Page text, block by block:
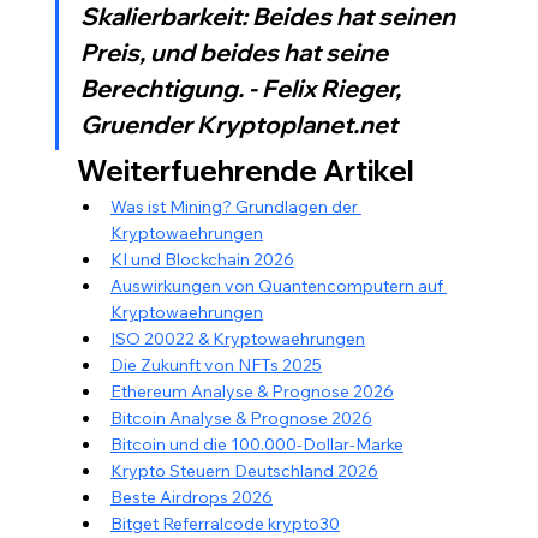
Skalierbarkeit: Beides hat seinen
Preis, und beides hat seine
Berechtigung. - Felix Rieger,
Gruender Kryptoplanet.net
Weiterfuehrende Artikel
Was ist Mining? Grundlagen der
Kryptowaehrungen
KI und Blockchain 2026
Auswirkungen von Quantencomputern auf
Kryptowaehrungen
ISO 20022 & Kryptowaehrungen
Die Zukunft von NFTs 2025
Ethereum Analyse & Prognose 2026
Bitcoin Analyse & Prognose 2026
Bitcoin und die 100.000-Dollar-Marke
Krypto Steuern Deutschland 2026
Beste Airdrops 2026
Bitget Referralcode krypto30